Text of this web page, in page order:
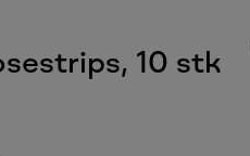
10 stk